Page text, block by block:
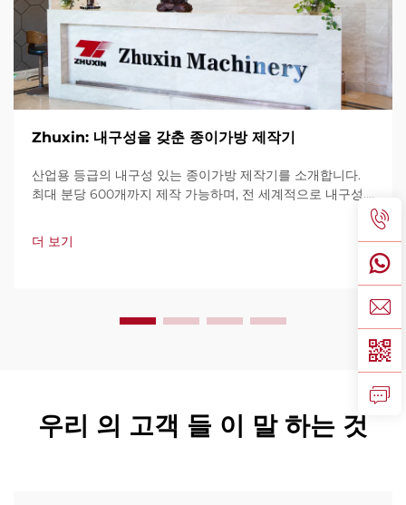
Zhuxin: 내구성을 갖춘 종이가방 제작기
산업용 등급의 내구성 있는 종이가방 제작기를 소개합니다.
최대 분당 600개까지 제작 가능하며, 전 세계적으로 내구성,
가 지원과 빠른 서비스를 제공합니다. 견적 요청을 지금 해보
세요.
더 보기
우리 의 고객 들 이 말 하는 것